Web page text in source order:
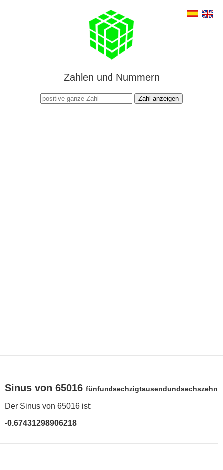
Zahlen und Nummern
Zahl anzeigen
Sinus von 65016 fünfundsechzigtausendundsechszehn
Der Sinus von 65016 ist:
-0.67431298906218